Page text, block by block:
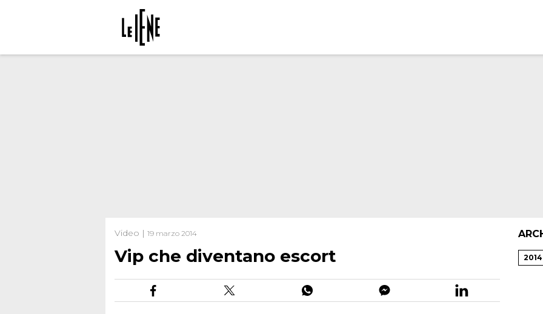
Video | 19 marzo 2014
Vip che diventano escort 2014